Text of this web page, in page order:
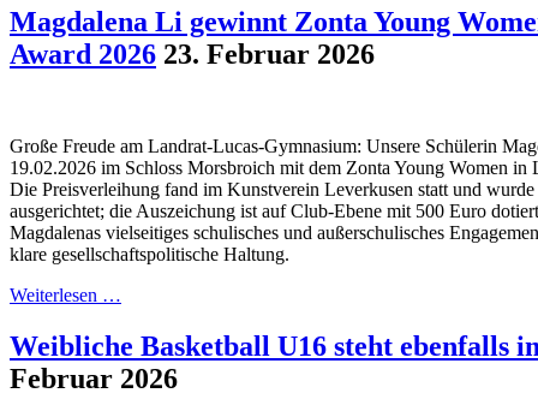
Magdalena Li gewinnt Zonta Young
Award 2026 23. Februar 2026
Große Freude am Landrat-Lucas-Gymnasium: Unsere Schülerin
19.02.2026 im Schloss Morsbroich mit dem Zonta Young Women in
Die Preisverleihung fand im Kunstverein Leverkusen statt und
ausgerichtet; die Auszeichung ist auf Club-Ebene mit 500 Euro
Magdalenas vielseitiges schulisches und außerschulisches
klare gesellschaftspolitische Haltung.
Weiterlesen …
Weibliche Basketball U16 steht ebenfalls
Februar 2026